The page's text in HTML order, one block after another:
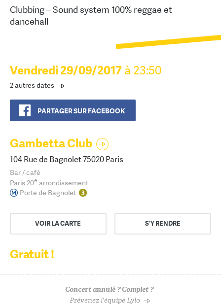
Clubbing – Sound system 100% reggae et
dancehall
Vendredi 29/09/2017 à 23:50
2 autres dates
PARTAGER SUR FACEBOOK
Gambetta Club
104 Rue de Bagnolet 75020 Paris
Bar / café
Paris 20e arrondissement
Porte de Bagnolet
VOIR LA CARTE S'Y RENDRE
Gratuit !
Concert annulé ? Complet ?
Prévenez l'équipe Lylo